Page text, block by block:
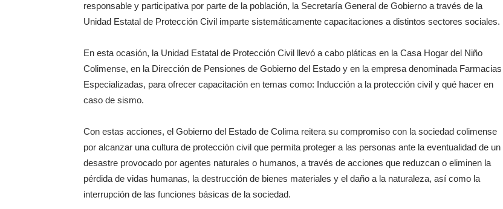
responsable y participativa por parte de la población, la Secretaría General de Gobierno a través de la
Unidad Estatal de Protección Civil imparte sistemáticamente capacitaciones a distintos sectores sociales.
En esta ocasión, la Unidad Estatal de Protección Civil llevó a cabo pláticas en la Casa Hogar del Niño
Colimense, en la Dirección de Pensiones de Gobierno del Estado y en la empresa denominada Farmacias
Especializadas, para ofrecer capacitación en temas como: Inducción a la protección civil y qué hacer en
caso de sismo.
Con estas acciones, el Gobierno del Estado de Colima reitera su compromiso con la sociedad colimense
por alcanzar una cultura de protección civil que permita proteger a las personas ante la eventualidad de un
desastre provocado por agentes naturales o humanos, a través de acciones que reduzcan o eliminen la
pérdida de vidas humanas, la destrucción de bienes materiales y el daño a la naturaleza, así como la
interrupción de las funciones básicas de la sociedad.